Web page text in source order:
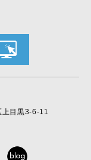
上目黒3-6-11